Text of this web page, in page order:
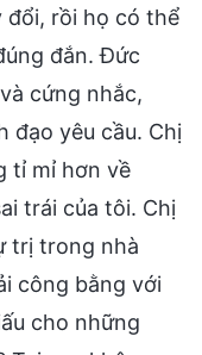
đổi, rồi họ có thể
đắn. Đức
cứng nhắc,
đạo yêu cầu. Chị
tỉ mỉ hơn về
trái của tôi. Chị
trị trong nhà
công bằng với
cho những